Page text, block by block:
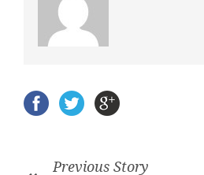
Previous Story